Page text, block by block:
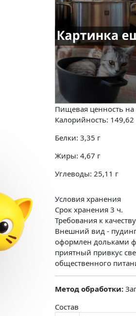
Пищевая ценность на
Калорийность: 149,62
Белки: 3,35 г
Жиры: 4,67 г
Углеводы: 25,11 г
Условия хранения
Срок хранения 3 ч.
Требования к качеству
Внешний вид -
оформлен дольками
приятный привкус
общественного
Метод обработки:
Состав